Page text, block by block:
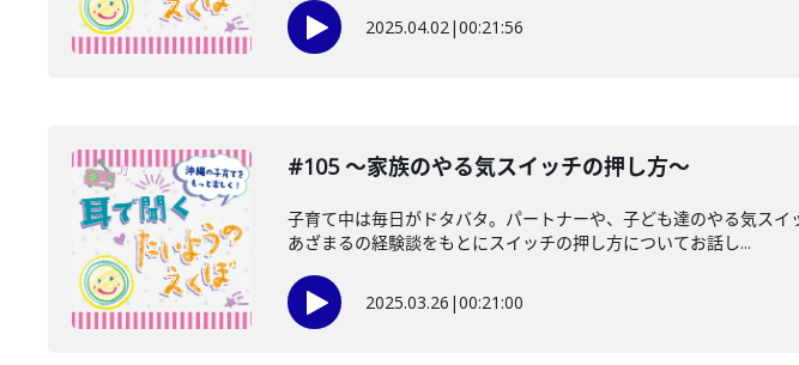
2025.04.02|00:21:56
#105 〜家族のやる気スイッチの押し方〜
子育て中は毎日がドタバタ。パートナーや、子ども達のやる気ス
あざまるの経験談をもとにスイッチの押し方についてお話し...
2025.03.26 |00:21:00